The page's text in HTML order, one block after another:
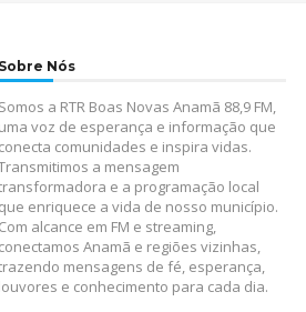
Sobre Nós
Somos a RTR Boas Novas Anamã 88,9 FM,
uma voz de esperança e informação que
conecta comunidades e inspira vidas.
a mensagem
e a programação local
que enriquece a vida de nosso município.
Com alcance em FM e streaming,
conectamos Anamã e regiões vizinhas,
mensagens de fé, esperança,
louvores e conhecimento para cada dia.